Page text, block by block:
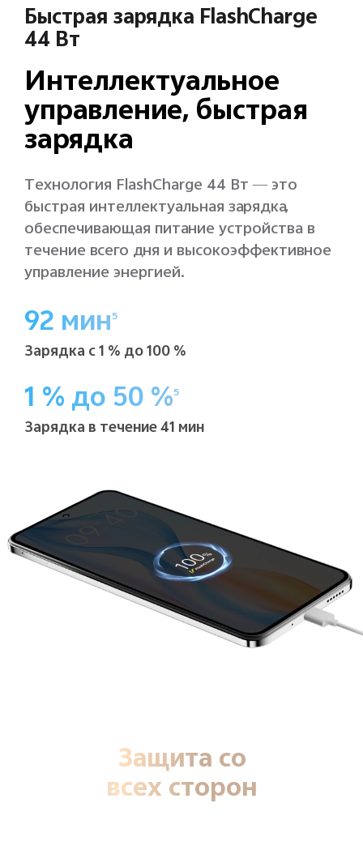
Быстрая зарядка FlashCharge
44 Вт
Интеллектуальное
управление, быстрая
зарядка
Технология FlashCharge 44 Вт — это
быстрая интеллектуальная зарядка,
обеспечивающая питание устройства в
течение всего дня и высокоэффективное
управление энергией.
92 мин5
Зарядка с 1 % до 100 %
1 % до 50 %5
Зарядка в течение 41 мин
Защита со
всех сторон